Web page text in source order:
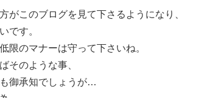
がこのブログを見て下さるようになり、
です。
限のマナーは守って下さいね。
そのような事、
御承知でしょうが…